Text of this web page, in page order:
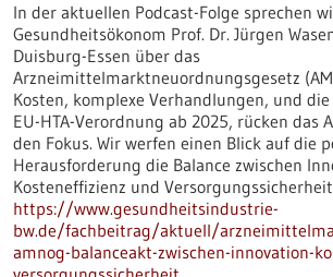
In der aktuellen Podcast-Folge sprechen
Gesundheitsökonom Prof. Dr. Jürgen
Duisburg-Essen über das
Arzneimittelmarktneuordnungsgesetz
Kosten, komplexe Verhandlungen, und
EU-HTA-Verordnung ab 2025, rücken das
den Fokus. Wir werfen einen Blick auf die
Herausforderung die Balance zwischen
Kosteneffizienz und
https://www.gesundheitsindustrie-
bw.de/fachbeitrag/aktuell/
amnog-balanceakt-zwischen-innovation-